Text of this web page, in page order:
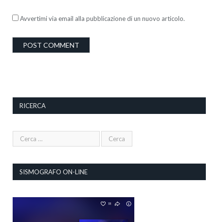
Avvertimi via email alla pubblicazione di un nuovo articolo.
RICERCA
SISMOGRAFO ON-LINE